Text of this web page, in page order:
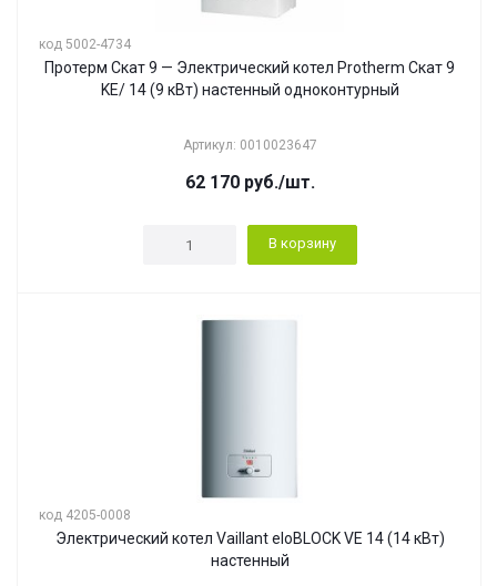
код 5002-4734
Протерм Скат 9 — Электрический котел Protherm Скат 9
KE/ 14 (9 кВт) настенный одноконтурный
Артикул: 0010023647
62 170руб./шт.
В корзину
код 4205-0008
Электрический котел Vaillant eloBLOCK VE 14 (14 кВт)
настенный